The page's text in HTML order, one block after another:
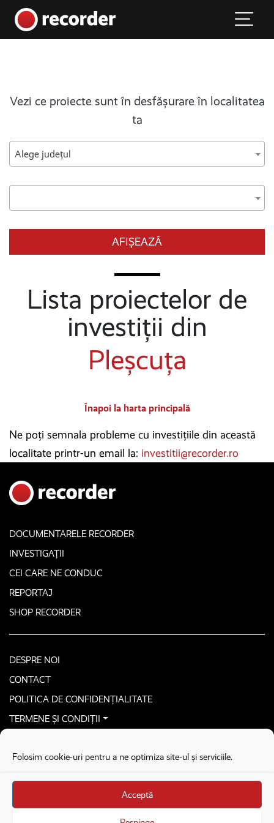
Folosim cookie-uri pentru a ne optimiza site-ul și serviciile.
Acceptă
Main Navigation
Vezi ce proiecte sunt în desfășurare în localitatea
ta
Alege județul
AFIȘEAZĂ
Lista proiectelor de
investiții din
Pleșcuța
Înapoi la harta principală
Ne poți semnala probleme cu investițiile din această
localitate printr-un email la: investitii@recorder.ro
DOCUMENTARELE RECORDER
INVESTIGAȚII
CEI CARE NE CONDUC
REPORTAJ
SHOP RECORDER
DESPRE NOI
CONTACT
POLITICA DE CONFIDENȚIALITATE
TERMENE ȘI CONDIȚII
Stega creative
Brandul Recorder e operat de Asociația Recorder Community, sub licența SC